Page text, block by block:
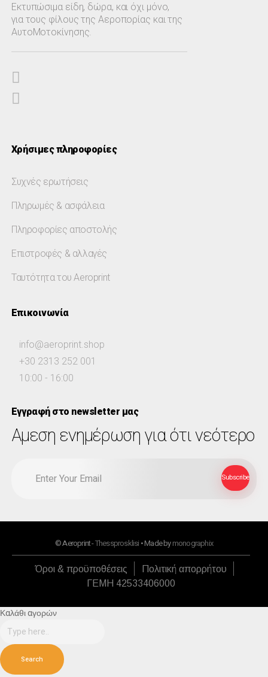
Εκτυπώσιμα είδη, δώρα, και όχι μόνο,
για τους φίλους της Αεροπορίας και της
ΑυτοΜοτοκίνησης.
Χρήσιμες πληροφορίες
Συχνές ερωτήσεις
Πληρωμές & ασφάλεια
Πληροφορίες αποστολής
Επιστροφές & αλλαγές
Ταυτότητα του Aeroprint
Επικοινωνία
info@aeroprint.shop
+30 2313 252 001
10:00 - 16:00
Εγγραφή στο newsletter μας
Αμεση ενημέρωση για ότι νεότερο
© Aeroprint -Thessprosklisi • Made bymonographix
Όροι & προϋποθέσεις
Πολιτική απορρήτου
ΓΕΜΗ 42533406000
Καλάθι αγορών